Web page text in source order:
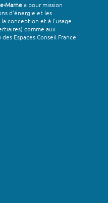
Marnea pour mission
d’énergie et les
conception et à l’usage
comme aux
Espaces Conseil France